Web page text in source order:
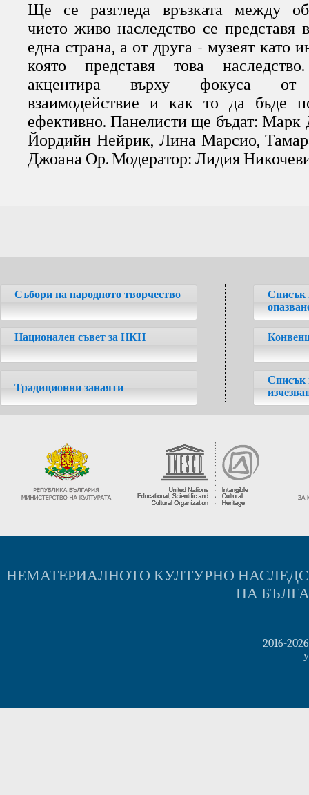
Ще се разгледа връзката между
чието живо наследство се представя
една страна, а от друга - музеят като
която представя това
акцентира върху фокуса от
взаимодействие и как то да бъде
ефективно. Панелисти ще бъдат: Марк
Йордийн Нейрик, Лина Марсио,
Джоана Ор. Модератор: Лидия
Събори на народното творчество
Национален съвет за НКН
Традиционни занаяти
Списък
Списък
НЕМАТЕРИАЛНОТО КУЛТУРНО
НА
2016-